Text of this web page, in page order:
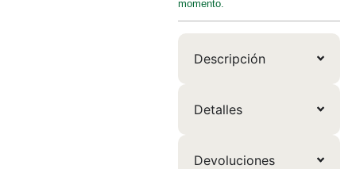
momento.
Descripción
Detalles
Devoluciones